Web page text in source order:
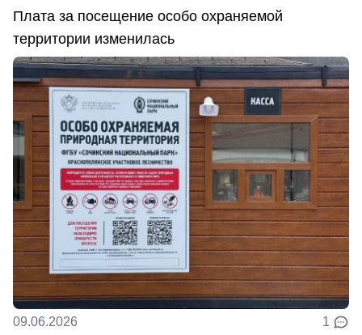
Плата за посещение особо охраняемой
территории изменилась
09.06.2026 1